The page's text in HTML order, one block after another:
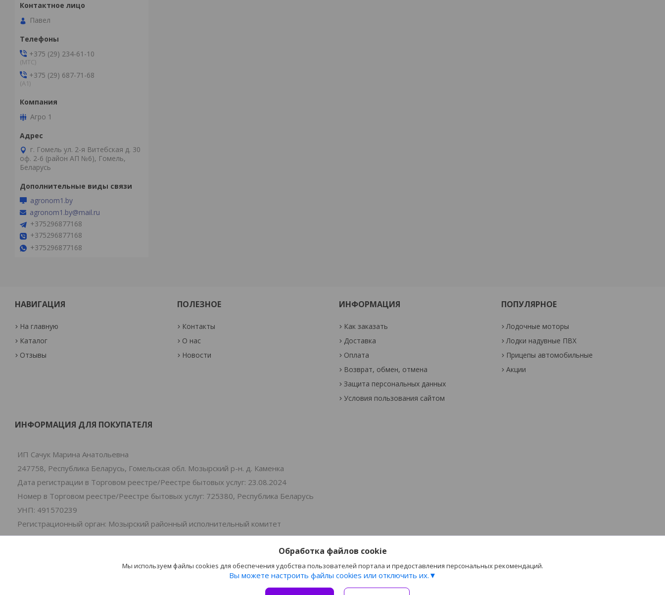
Павел
+375 (29) 234-61-10
(MTС)
+375 (29) 687-71-68
(А1)
Агро 1
г. Гомель ул. 2-я Витебская д. 30
оф. 2-6 (район АП №6), Гомель,
Беларусь
agronom1.by
agronom1.by@mail.ru
+375296877168
+375296877168
+375296877168
НАВИГАЦИЯ
На главную
Каталог
Отзывы
ПОЛЕЗНОЕ
Контакты
О нас
Новости
ИНФОРМАЦИЯ
Как заказать
Доставка
Оплата
Возврат, обмен, отмена
Защита персональных данных
Условия пользования сайтом
ПОПУЛЯРНОЕ
Лодочные моторы
Лодки надувные ПВХ
Прицепы автомобильные
Акции
ИНФОРМАЦИЯ ДЛЯ ПОКУПАТЕЛЯ
ИП Сачук Марина Анатольевна
247758, Республика Беларусь, Гомельская обл. Мозырский р-н. д. Каменка
Дата регистрации в Торговом реестре/Реестре бытовых услуг: 23.08.2024
Номер в Торговом реестре/Реестре бытовых услуг: 725380, Республика Беларусь
УНП: 491570239
Регистрационный орган: Мозырский районный исполнительный комитет
Дата регистрации компании: 01.07.2024
Местонахождение книги замечаний и предложений: 2-я Витебская 30
Обработка файлов cookie
Мы используем файлы cookies для обеспечения удобства пользователей портала и предоставления персональных рекомендаций.
Вы можете настроить файлы cookies или отключить их.